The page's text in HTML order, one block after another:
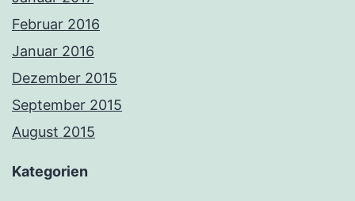
Februar 2016
Januar 2016
Dezember 2015
September 2015
August 2015
Kategorien